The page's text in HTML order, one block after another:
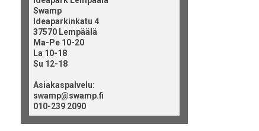
Swamp
Ideaparkinkatu 4
37570 Lempäälä
Ma-Pe 10-20
La 10-18
Su 12-18
Asiakaspalvelu:
swamp@swamp.fi
010-239 2090